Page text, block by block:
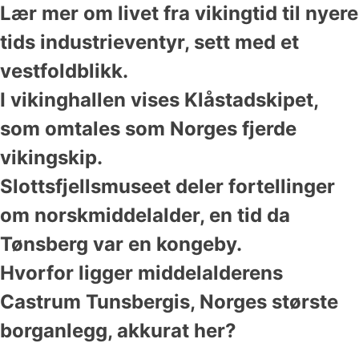
Lær mer om livet fra vikingtid til nyere
tids industrieventyr, sett med et
vestfoldblikk.
I vikinghallen vises Klåstadskipet,
som omtales som Norges fjerde
vikingskip.
Slottsfjellsmuseet deler fortellinger
om norskmiddelalder, en tid da
Tønsberg var en kongeby.
Hvorfor ligger middelalderens
Castrum Tunsbergis, Norges største
borganlegg, akkurat her?